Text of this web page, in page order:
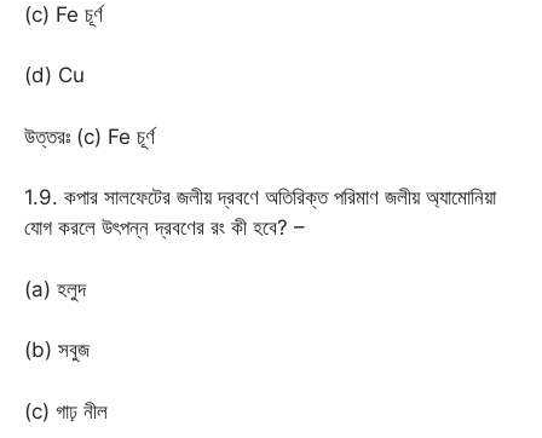
(c) Fe চূর্ণ
(d) Cu
উত্তরঃ (c) Fe চূর্ণ
1.9. কপার সালফেটের জলীয় দ্রবণে অতিরিক্ত পরিমাণ জলীয় অ্যামোনিয়া
যোগ করলে উৎপন্ন দ্রবণের রং কী হবে? –
(a) হলুদ
(b) সবুজ
(c) গাঢ় নীল